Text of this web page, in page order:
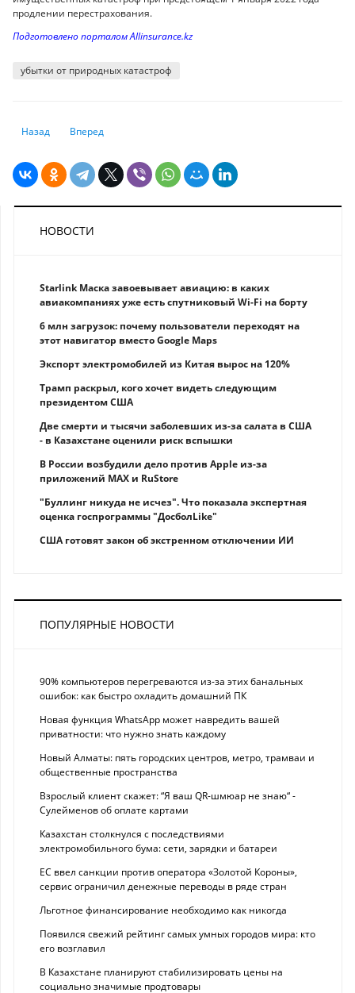
продлении перестрахования.
Подготовлено порталом Allinsurance.kz
убытки от природных катастроф
Предыдущий: Медики сравнили опасность омикрон-штамма и
Назад Следующий: 7 чудес Турции, о которых не все знают
Вперед
НОВОСТИ
Starlink Маска завоевывает авиацию: в каких
авиакомпаниях уже есть спутниковый Wi-Fi на борту
6 млн загрузок: почему пользователи переходят на
этот навигатор вместо Google Maps
Экспорт электромобилей из Китая вырос на 120%
Трамп раскрыл, кого хочет видеть следующим
президентом США
Две смерти и тысячи заболевших из-за салата в США
- в Казахстане оценили риск вспышки
В России возбудили дело против Apple из-за
приложений MAX и RuStore
"Буллинг никуда не исчез". Что показала экспертная
оценка госпрограммы "ДосболLike"
США готовят закон об экстренном отключении ИИ
ПОПУЛЯРНЫЕ НОВОСТИ
90% компьютеров перегреваются из-за этих банальных
ошибок: как быстро охладить домашний ПК
Новая функция WhatsApp может навредить вашей
приватности: что нужно знать каждому
Новый Алматы: пять городских центров, метро, трамваи и
общественные пространства
Взрослый клиент скажет: “Я ваш QR-шмюар не знаю“ -
Сулейменов об оплате картами
Казахстан столкнулся с последствиями
электромобильного бума: сети, зарядки и батареи
ЕС ввел санкции против оператора «Золотой Короны»,
сервис ограничил денежные переводы в ряде стран
Льготное финансирование необходимо как никогда
Появился свежий рейтинг самых умных городов мира: кто
его возглавил
В Казахстане планируют стабилизировать цены на
социально значимые продтовары